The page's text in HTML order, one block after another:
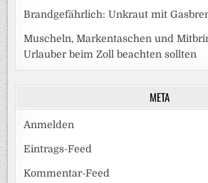
Brandgefährlich: Unkraut mit
Muscheln, Markentaschen und
Urlauber beim Zoll beachten sollten
META
Anmelden
Eintrags-Feed
Kommentar-Feed